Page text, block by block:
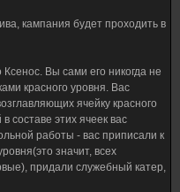
кампания будет проходить в
Вы сами его никогда не
красного уровня. Вас
ячейку красного
составе этих ячеек вас
работы - вас приписали к
значит, всех
придали служебный катер,